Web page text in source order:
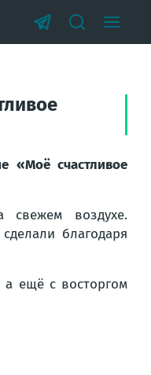
«Моё счастливое
свежем воздухе.
благодаря
а ещё с восторгом